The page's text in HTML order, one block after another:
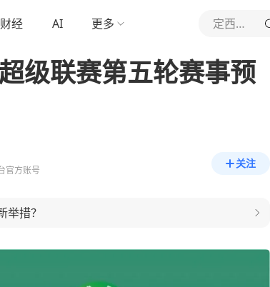
财经 AI 更多 定西市广播电视台
级联赛第五轮赛事预
官方账号
关注
措？